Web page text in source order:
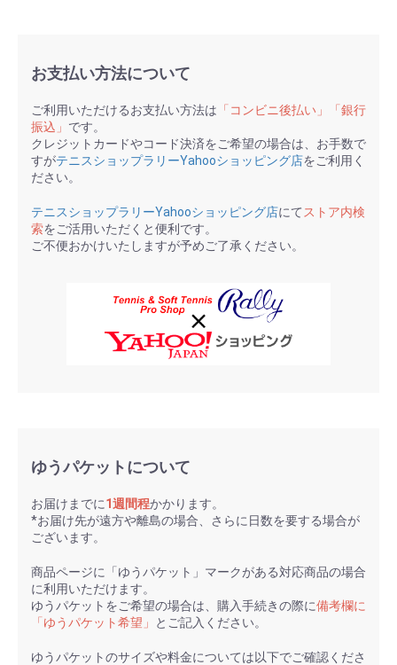
お支払い方法について
ご利用いただけるお支払い方法は 「コンビニ後払い」「銀行
振込」 です。
クレジットカードやコード決済をご希望の場合は、お手数で
すがテニスショップラリーYahooショッピング店をご利用く
ださい。
テニスショップラリーYahooショッピング店にて ストア内検
索をご活用いただくと便利です。
ご不便おかけいたしますが予めご了承ください。
ゆうパケットについて
お届けまでに1週間程かかります。
*お届け先が遠方や離島の場合、さらに日数を要する場合が
ございます。
商品ページに「ゆうパケット」マークがある対応商品の場合
に利用いただけます。
ゆうパケットをご希望の場合は、購入手続きの際に備考欄に
「ゆうパケット希望」
とご記入ください。
ゆうパケットのサイズや料金については以下でご確認くださ